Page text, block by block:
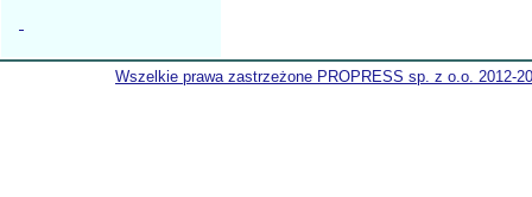
Wszelkie prawa zastrzeżone PROPRESS sp. z o.o. 2012-